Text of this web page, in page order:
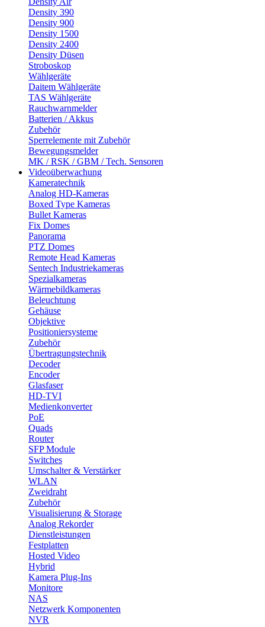
Density 390
Density 900
Density 1500
Density 2400
Density Düsen
Stroboskop
Wählgeräte
Daitem Wählgeräte
TAS Wählgeräte
Rauchwarnmelder
Batterien / Akkus
Zubehör
Sperrelemente mit Zubehör
Bewegungsmelder
MK / RSK / GBM / Tech. Sensoren
Videoüberwachung
Kameratechnik
Analog HD-Kameras
Boxed Type Kameras
Bullet Kameras
Fix Domes
Panorama
PTZ Domes
Remote Head Kameras
Sentech Industriekameras
Spezialkameras
Wärmebildkameras
Beleuchtung
Gehäuse
Objektive
Positioniersysteme
Zubehör
Übertragungstechnik
Decoder
Encoder
Glasfaser
HD-TVI
Medienkonverter
PoE
Quads
Router
SFP Module
Switches
Umschalter & Verstärker
WLAN
Zweidraht
Zubehör
Visualisierung & Storage
Analog Rekorder
Dienstleistungen
Festplatten
Hosted Video
Hybrid
Kamera Plug-Ins
Monitore
NAS
Netzwerk Komponenten
NVR